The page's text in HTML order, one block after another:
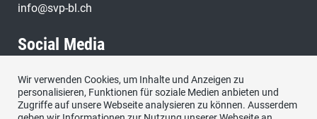
info@svp-bl.ch
Social Media
Besuchen Sie uns bei:
Wir verwenden Cookies, um Inhalte und Anzeigen zu
personalisieren, Funktionen für soziale Medien anbieten und
Zugriffe auf unsere Webseite analysieren zu können. Ausserdem